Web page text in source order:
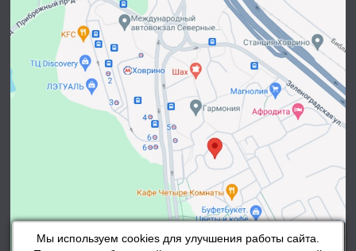
Мы используем cookies для улучшения работы сайта.